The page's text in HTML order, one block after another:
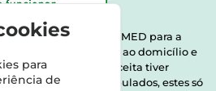
pelo INFARMED para a
e produtos de saúde ao domicílio e
| Se na sua receita tiver
Medicamentos Manipulados, estes só
para
de